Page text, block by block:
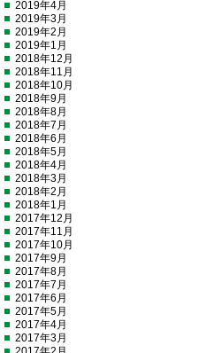
2019年4月
2019年3月
2019年2月
2019年1月
2018年12月
2018年11月
2018年10月
2018年9月
2018年8月
2018年7月
2018年6月
2018年5月
2018年4月
2018年3月
2018年2月
2018年1月
2017年12月
2017年11月
2017年10月
2017年9月
2017年8月
2017年7月
2017年6月
2017年5月
2017年4月
2017年3月